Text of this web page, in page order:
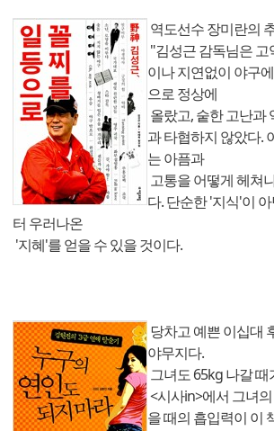
역도선수 장미란의
"김성근 감독님은
이나 지연없이 야구
으로 정상에
올랐고, 숱한 고난과
과 타협하지 않았다.
는 아픔과
고통을 어떻게 헤쳐
다. 단순한 '지식'이
터 우러나온
'지혜'를 얻을 수 있을 것이다.
당차고 예쁜 이십대
야무지다.
그녀도 65kg 나갈 때
<시사in>에서 그녀
을 때의 흡입력이 이